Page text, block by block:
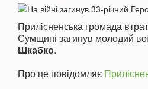
Прилісненська громада
Сумщині загинув молодий
Шкабко.
Про це повідомляє